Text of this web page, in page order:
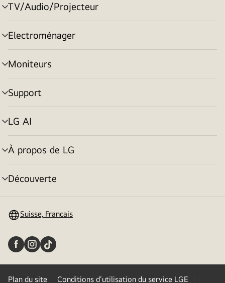
TV/Audio/Projecteur
menu
déroulant
Electroménager
menu
déroulant
Moniteurs
menu
déroulant
Support
menu
déroulant
LG AI
menu
déroulant
À propos de LG
menu
déroulant
Découverte
menu
Suisse, Francais
Plan du site Conditions d’utilisation du service LGE